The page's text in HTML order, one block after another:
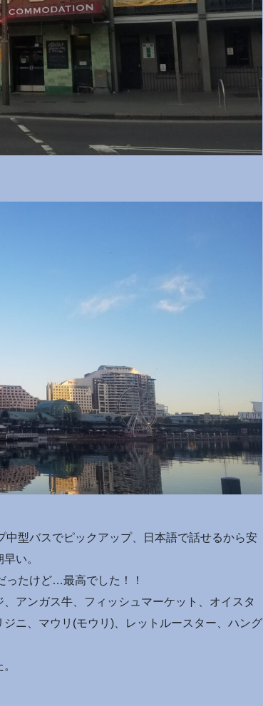
型バスでピックアップ、日本語で話せるから安
い。
ったけど…最高でした！！
アンガス牛、フィッシュマーケット、オイスタ
ニ、マウリ(モウリ)、レットルースター、ハング